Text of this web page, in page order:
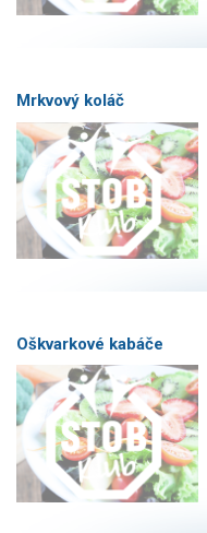
Mrkvový koláč
Oškvarkové kabáče